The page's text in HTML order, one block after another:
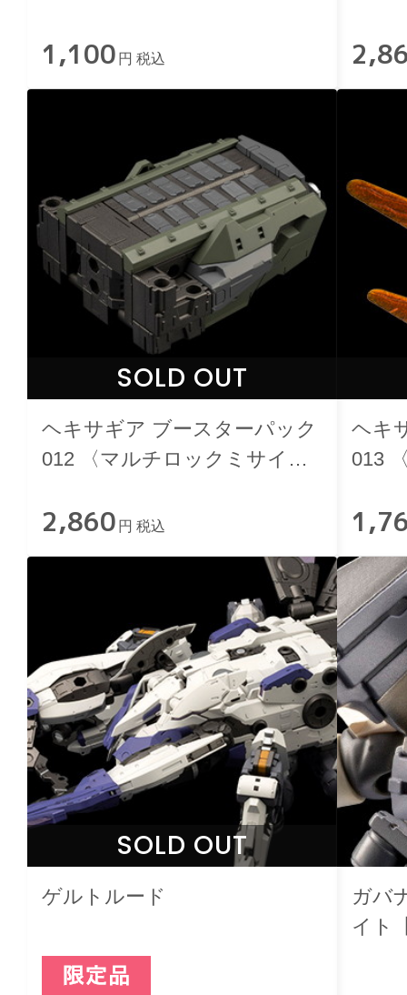
1,100 円 税込
SOLD OUT
ヘキサギア ブースターパック
012 〈マルチロックミサイ
2,860 円 税込
ヘキ
013
SOLD OUT
ゲルトルード
ガバ
イト